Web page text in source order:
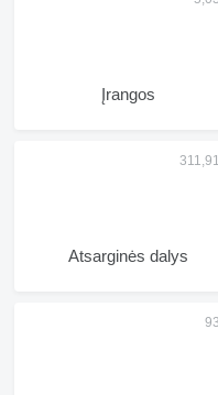
Įrangos
Atsarginės dalys